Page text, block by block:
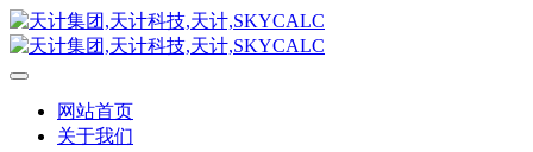
网站首页
关于我们